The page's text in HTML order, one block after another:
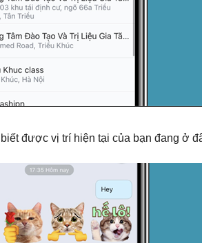
được vị trí hiện tại của bạn đang ở